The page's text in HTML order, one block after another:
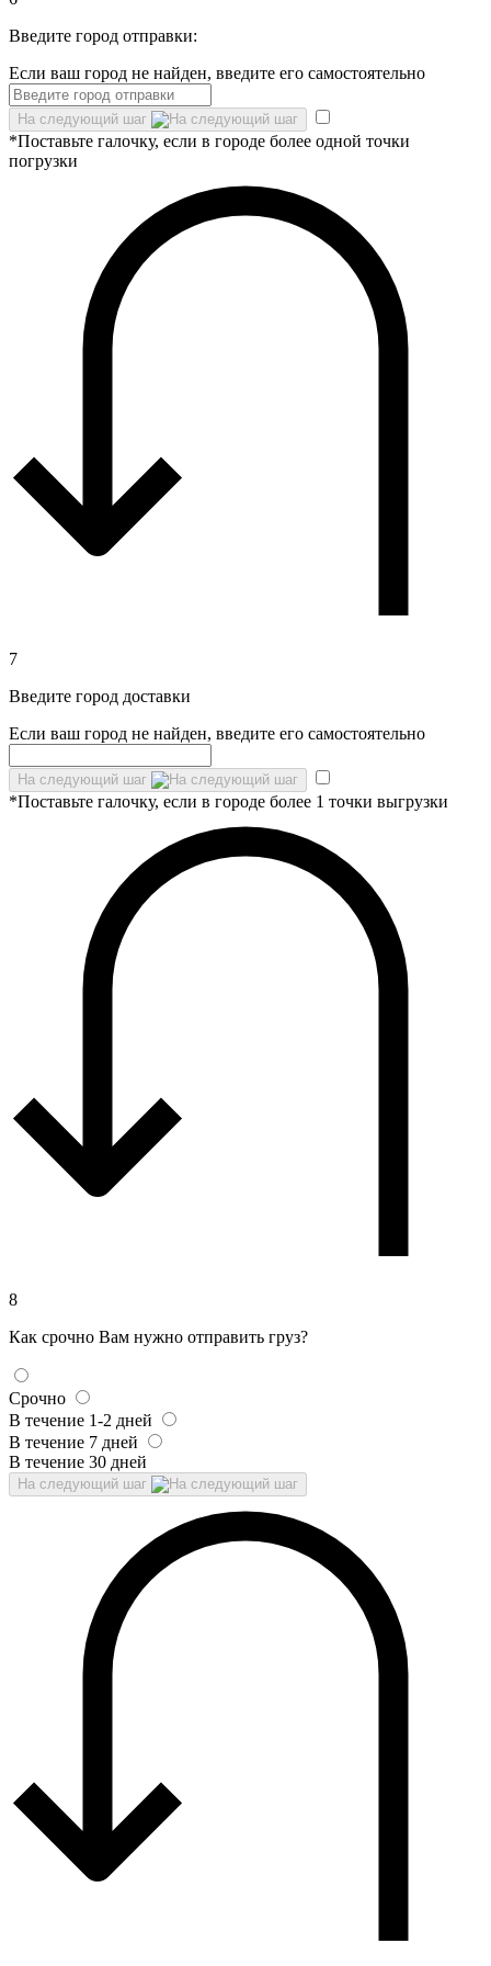
Введите город отправки:
Если ваш город не найден, введите его самостоятельно
На следующий шаг
*Поставьте галочку, если в городе более одной точки
погрузки
7
Введите город доставки
Если ваш город не найден, введите его самостоятельно
На следующий шаг
*Поставьте галочку, если в городе более 1 точки выгрузки
8
Как срочно Вам нужно отправить груз?
Срочно
В течение 1-2 дней
В течение 7 дней
В течение 30 дней
На следующий шаг